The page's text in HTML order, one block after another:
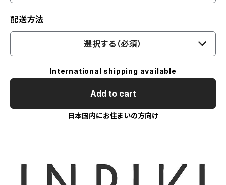
配送方法
選択する（必須）
International shipping available
Add to cart
日本国内にお住まいの方向け